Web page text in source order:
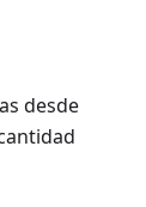
desde